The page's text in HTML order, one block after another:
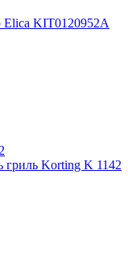
KIT0120952A
гриль Korting K 1142